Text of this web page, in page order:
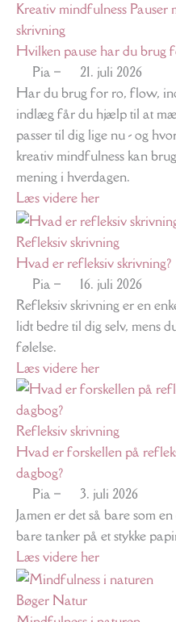
Kreativ mindfulness Pauser
skrivning
Hvilken pause har du brug
Pia –
21. juli 2026
Har du brug for ro, flow,
indlæg får du hjælp til at
passer til dig lige nu - og
kreativ mindfulness kan
mening i hverdagen.
Læs videre her
Refleksiv skrivning
Hvad er refleksiv skrivning?
Pia –
16. juli 2026
Refleksiv skrivning er en
lidt bedre til dig selv, mens
følelse.
Læs videre her
Refleksiv skrivning
Hvad er forskellen på
dagbog?
Pia –
3. juli 2026
Jamen er det så bare som
bare tanker på et stykke
Læs videre her
Bøger Natur